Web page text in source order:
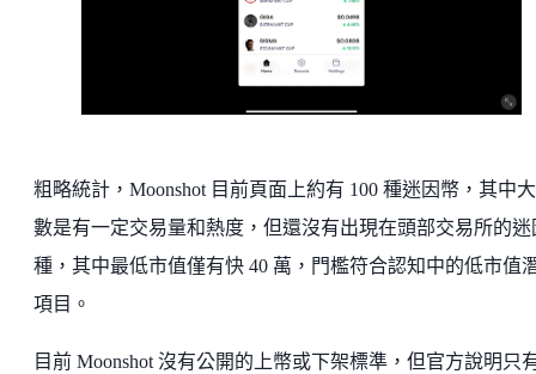
粗略統計，Moonshot 目前頁面上約有 100 種迷因幣，其中
數是有一定交易量和熱度，但還沒有出現在頭部交易所的迷
種，其中最低市值僅有快 40 萬，門檻符合認知中的低市值
項目。
目前 Moonshot 沒有公開的上幣或下架標準，但官方說明只